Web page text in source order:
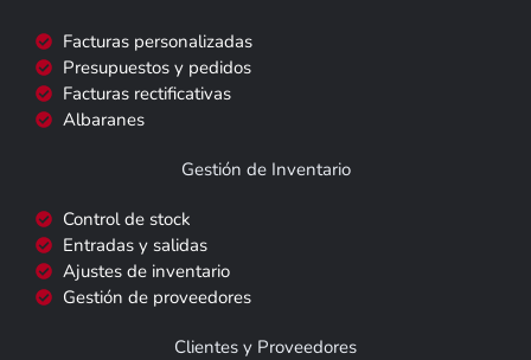
Facturas personalizadas
Presupuestos y pedidos
Facturas rectificativas
Albaranes
Gestión de Inventario
Control de stock
Entradas y salidas
Ajustes de inventario
Gestión de proveedores
Clientes y Proveedores